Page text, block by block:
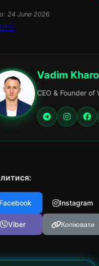
24 June 2026
Vadim
CEO & Founder
Facebook Instagram
Viber Копіювати